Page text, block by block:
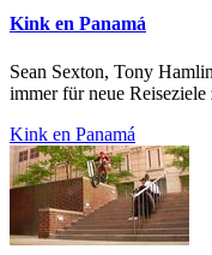
Kink en Panamá
Sean Sexton, Tony
immer für neue Reiseziele
Kink en Panamá